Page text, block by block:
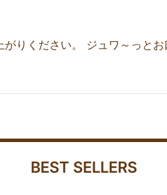
りください。 ジュワ～っと
BEST SELLERS